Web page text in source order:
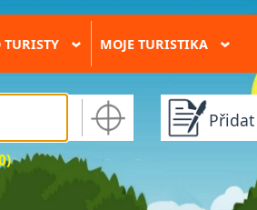
TURISTY › MOJE TURISTIKA ›